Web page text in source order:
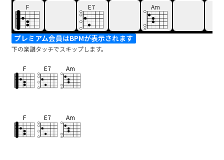
F E7 Am
プレミアム会員はBPMが表示されます
下の楽譜タッチでスキップします。
F E7 Am
F E7 Am